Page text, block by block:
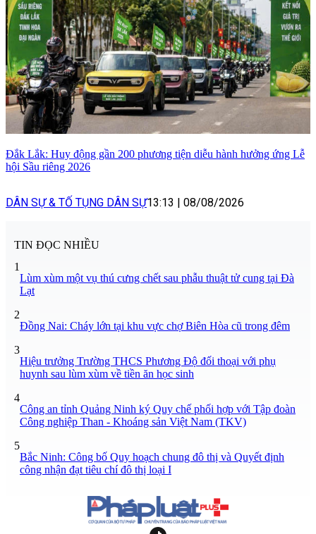
Đắk Lắk: Huy động gần 200 phương tiện diễu hành hưởng ứng Lễ
hội Sầu riêng 2026
DÂN SỰ & TỐ TỤNG DÂN SỰ13:13 | 08/08/2026
TIN ĐỌC NHIỀU
1
Lùm xùm một vụ thú cưng chết sau phẫu thuật tử cung tại Đà
Lạt
2
Đồng Nai: Cháy lớn tại khu vực chợ Biên Hòa cũ trong đêm
3
Hiệu trưởng Trường THCS Phương Độ đối thoại với phụ
huynh sau lùm xùm về tiền ăn học sinh
4
Công an tỉnh Quảng Ninh ký Quy chế phối hợp với Tập đoàn
Công nghiệp Than - Khoáng sản Việt Nam (TKV)
5
Bắc Ninh: Công bố Quy hoạch chung đô thị và Quyết định
công nhận đạt tiêu chí đô thị loại I